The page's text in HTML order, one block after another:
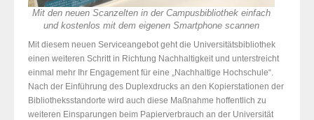
Mit den neuen Scanzelten in der Campusbibliothek einfach
und kostenlos mit dem eigenen Smartphone scannen
Mit diesem neuen Serviceangebot geht die Universitätsbibliothek
einen weiteren Schritt in Richtung Nachhaltigkeit und unterstreicht
einmal mehr Ihr Engagement für eine „Nachhaltige Hochschule“.
Nach der Einführung des Duplexdrucks an den Kopierstationen der
Bibliotheksstandorte wird auch diese Maßnahme hoffentlich zu
weiteren Einsparungen beim Papierverbrauch an der Universität